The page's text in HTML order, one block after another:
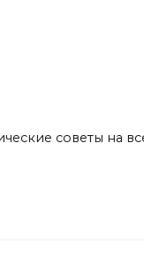
советы на